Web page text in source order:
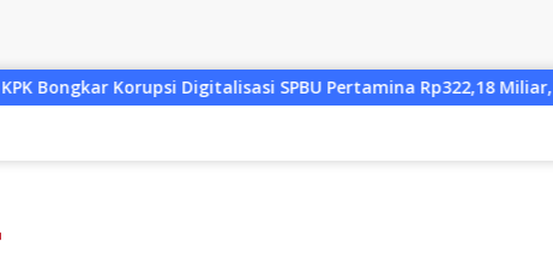
SPBU Pertamina Rp322,18 Miliar, Tiga Tersangka Ditahan